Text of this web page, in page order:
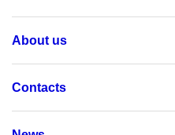
About us
Contacts